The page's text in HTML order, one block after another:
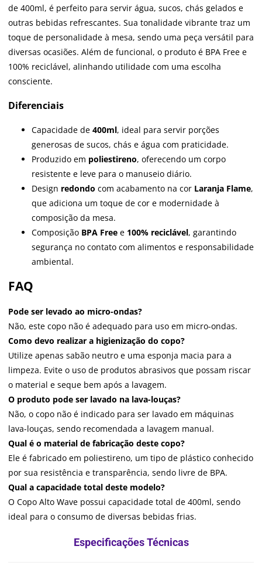
de 400ml, é perfeito para servir água, sucos, chás gelados e
outras bebidas refrescantes. Sua tonalidade vibrante traz um
toque de personalidade à mesa, sendo uma peça versátil para
diversas ocasiões. Além de funcional, o produto é BPA Free e
100% reciclável, alinhando utilidade com uma escolha
consciente.
Diferenciais
Capacidade de 400ml, ideal para servir porções
generosas de sucos, chás e água com praticidade.
Produzido em poliestireno, oferecendo um corpo
resistente e leve para o manuseio diário.
Design redondo com acabamento na cor Laranja Flame,
que adiciona um toque de cor e modernidade à
composição da mesa.
Composição BPA Free e 100% reciclável, garantindo
segurança no contato com alimentos e responsabilidade
ambiental.
FAQ
Pode ser levado ao micro-ondas?
Não, este copo não é adequado para uso em micro-ondas.
Como devo realizar a higienização do copo?
Utilize apenas sabão neutro e uma esponja macia para a
limpeza. Evite o uso de produtos abrasivos que possam riscar
o material e seque bem após a lavagem.
O produto pode ser lavado na lava-louças?
Não, o copo não é indicado para ser lavado em máquinas
lava-louças, sendo recomendada a lavagem manual.
Qual é o material de fabricação deste copo?
Ele é fabricado em poliestireno, um tipo de plástico conhecido
por sua resistência e transparência, sendo livre de BPA.
Qual a capacidade total deste modelo?
O Copo Alto Wave possui capacidade total de 400ml, sendo
ideal para o consumo de diversas bebidas frias.